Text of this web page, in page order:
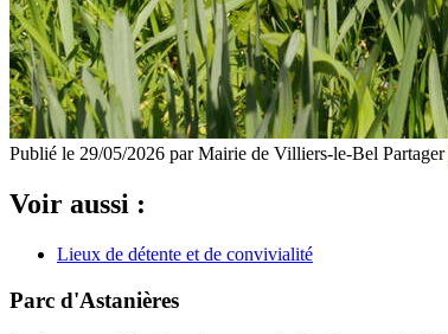
Publié le 29/05/2026 par Mairie de Villiers-le-Bel Partager
Voir aussi :
Lieux de détente et de convivialité
Parc d'Astanières